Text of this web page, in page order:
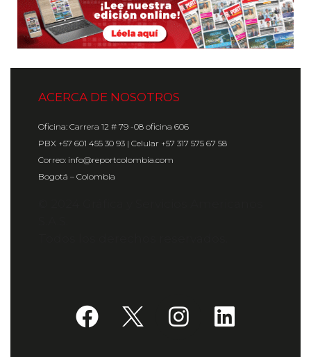
ACERCA DE NOSOTROS
Oficina: Carrera 12 # 79 -08 oficina 606
PBX +57 601 455 30 93 | Celular +57 317 575 67 58
Correo: info@reportcolombia.com
Bogotá – Colombia